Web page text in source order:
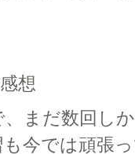
想
まだ数回し
今では頑張